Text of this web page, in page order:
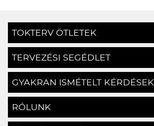
TOKTERV ÖTLETEK
TERVEZÉSI SEGÉDLET
GYAKRAN ISMÉTELT KÉRDÉSEK
RÓLUNK